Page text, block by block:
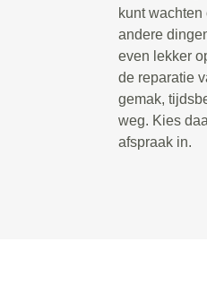
kunt
andere
even lekker
de reparatie
gemak,
weg. Kies
afspraak in.